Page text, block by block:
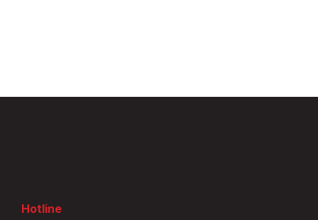
Hotline